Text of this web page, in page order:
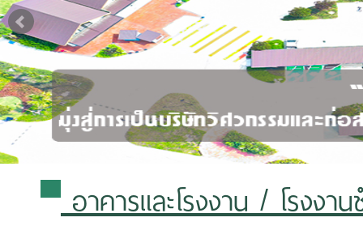
อาคารและโรงงาน/ โรงงาน